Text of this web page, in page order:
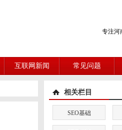
专注河
互联网新闻 常见问题
相关栏目
SEO基础